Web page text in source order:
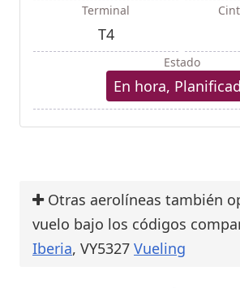
Terminal
T4
Estado
En hora,
Otras aerolíneas también
vuelo bajo los códigos
Iberia, VY5327 Vueling